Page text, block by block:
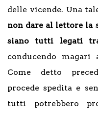
delle vicende. Una
non dare al lettore la
siano tutti legati
conducendo magari
Come detto
procede spedita e
tutti potrebbero